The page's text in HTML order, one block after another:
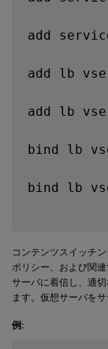
add
add lb
add lb
bind lb
bind lb
コンテンツスイッチ
ポリシー、および関
サーバに着信し、適
ます。仮想サーバを
例: